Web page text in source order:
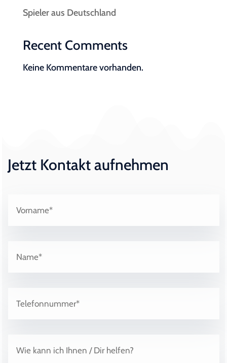
Spieler aus Deutschland
Recent Comments
Keine Kommentare vorhanden.
Jetzt Kontakt aufnehmen